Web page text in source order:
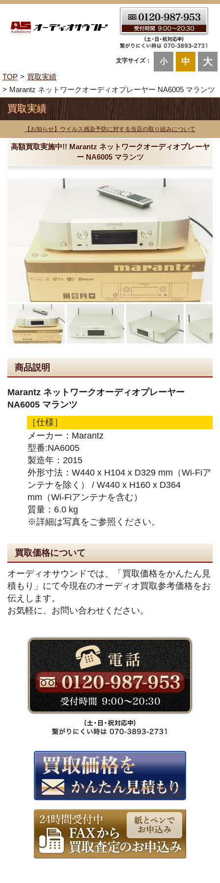
文字サイズ： 小 中 大
TOP
買取実績
Marantz ネットワークオーディオプレーヤー NA6005 マランツ
買取実績
【お知らせ】ウイルス感染予防に対する当店の取り組みについて
高額買取実施中!! Marantz ネットワークオーディオプレーヤ
ー NA6005 マランツ
商品説明
Marantz ネットワークオーディオプレーヤー
NA6005 マランツ
［仕様］
メーカー：Marantz
型番:NA6005
製造年：2015
外形寸法：W440 x H104 x D329 mm（Wi-Fiア
ンテナを除く） / W440 x H160 x D364
mm（Wi-Fiアンテナを含む）
質量：6.0 kg
※詳細は写真をご参照ください。
買取価格について
オーディオサウンドでは、「買取価格をかんたん見
積もり」にて今現在のオーディオ買取参考価格をお
伝えします。
お気軽に、お問い合わせください。